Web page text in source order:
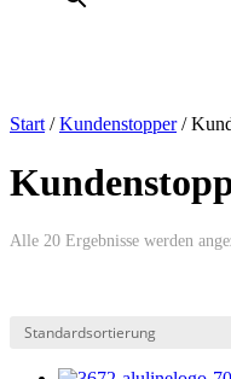
Start /Kundenstopper/
Alle 20 Ergebnisse werden